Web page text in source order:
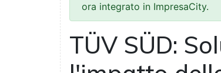
ora integrato in ImpresaCity.
TÜV SÜD: